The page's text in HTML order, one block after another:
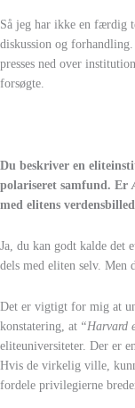
Så jeg har ikke en færdig
diskussion og
presses ned over
forsøgte.
Du beskriver en
polariseret samfund. Er
med elitens
Ja, du kan godt kalde det
dels med eliten selv. Men
Det er vigtigt for mig at
konstatering, at “Harvard
eliteuniversiteter. Der er
Hvis de virkelig ville,
fordele privilegierne